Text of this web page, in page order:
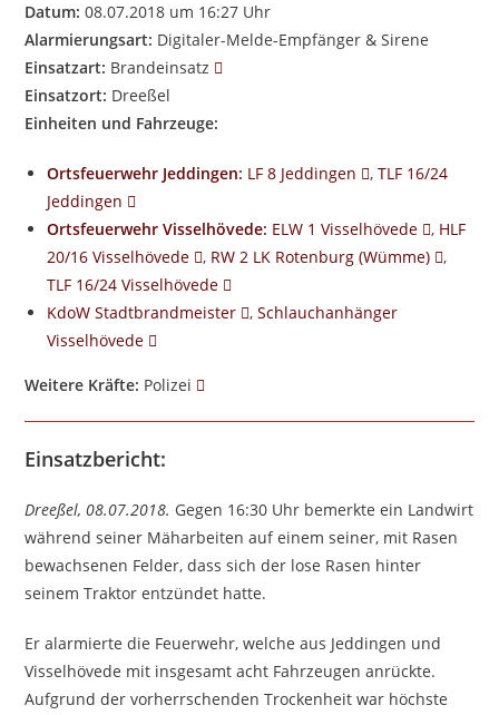
Datum: 08.07.2018 um 16:27 Uhr
Alarmierungsart: Digitaler-Melde-Empfänger & Sirene
Einsatzart: Brandeinsatz
Einsatzort: Dreeßel
Einheiten und Fahrzeuge:
Ortsfeuerwehr Jeddingen: LF 8 Jeddingen ,TLF 16/24
Jeddingen
Ortsfeuerwehr Visselhövede: ELW 1 Visselhövede , HLF
20/16 Visselhövede
, RW 2 LK Rotenburg (Wümme)
,
TLF 16/24 Visselhövede
KdoW Stadtbrandmeister
,Schlauchanhänger
Visselhövede
Weitere Kräfte: Polizei
Einsatzbericht:
Dreeßel, 08.07.2018. Gegen 16:30 Uhr bemerkte ein Landwirt
während seiner Mäharbeiten auf einem seiner, mit Rasen
bewachsenen Felder, dass sich der lose Rasen hinter
seinem Traktor entzündet hatte.
Er alarmierte die Feuerwehr, welche aus Jeddingen und
Visselhövede mit insgesamt acht Fahrzeugen anrückte.
Aufgrund der vorherrschenden Trockenheit war höchste